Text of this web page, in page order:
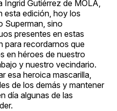
Gutiérrez de MOLA,
esta edición, hoy los
Superman, sino
presentes en estas
para recordarnos que
en héroes de nuestro
y nuestro vecindario.
esa heroica mascarilla,
de los demás y mantener
día algunas de las